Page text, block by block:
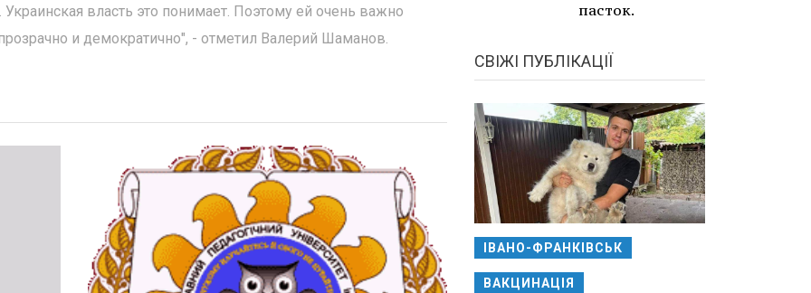
власть это понимает. Поэтому ей очень важно
и демократично", - отметил Валерий Шаманов.
пасток.
СВІЖІ ПУБЛІКАЦІЇ
ІВАНО-ФРАНКІВСЬК
ВАКЦИНАЦІЯ